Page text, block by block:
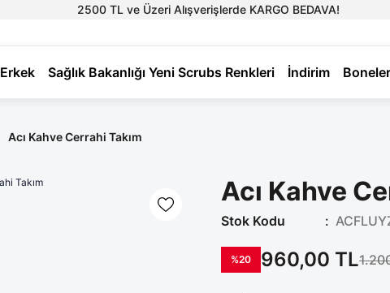
2500 TL ve Üzeri Alışverişlerde KARGO BEDAVA!
Erkek Sağlık Bakanlığı Yeni Scrubs Renkleri İndirim Boneler
Acı Kahve Cerrahi Takım
Acı Kahve
Stok Kodu
%20 960,00 TL